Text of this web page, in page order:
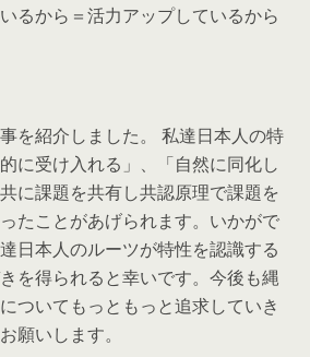
るから＝活力アップしているから
を紹介しました。 私達日本人の特
に受け入れる」、「自然に同化し
に課題を共有し共認原理で課題を
たことがあげられます。いかがで
日本人のルーツが特性を認識する
を得られると幸いです。今後も縄
ついてもっともっと追求していき
願いします。